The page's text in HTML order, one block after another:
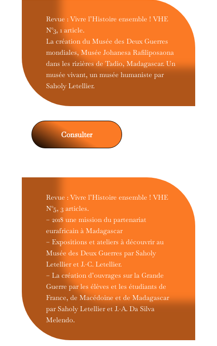
Revue : Vivre l’Histoire ensemble ! VHE
N°3, 1 article.
La création du Musée des Deux Guerres
mondiales, Musée Johanesa Rafiliposaona
dans les rizières de Tadio, Madagascar. Un
musée vivant, un musée humaniste par
Saholy Letellier.
Consulter
Revue : Vivre l’Histoire ensemble ! VHE
N°5, 3 articles.
– 2018 une mission du partenariat
eurafricain à Madagascar
– Expositions et ateliers à découvrir au
Musée des Deux Guerres par Saholy
Letellier et J.-C. Letellier.
– La création d’ouvrages sur la Grande
Guerre par les élèves et les étudiants de
France, de Macédoine et de Madagascar
par Saholy Letellier et J.-A. Da Silva
Melendo.